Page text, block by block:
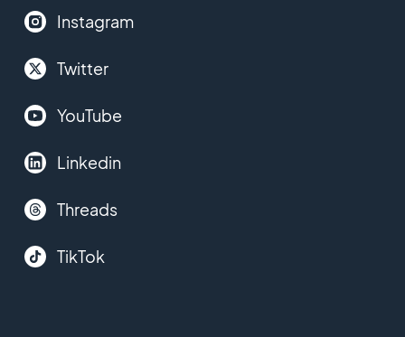
Instagram
Twitter
YouTube
Linkedin
Threads
TikTok